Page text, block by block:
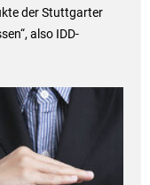
der Stuttgarter
also IDD-